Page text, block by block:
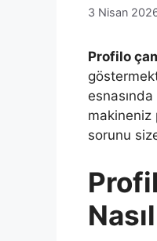
3 Nisan
Profilo
makineniz
sorunu